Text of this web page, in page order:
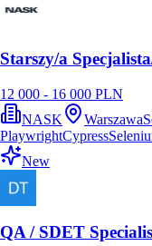
Starszy/a
12 000 - 16 000 PLN
NASK
Warszawa
PlaywrightCypress
New
QA / SDET